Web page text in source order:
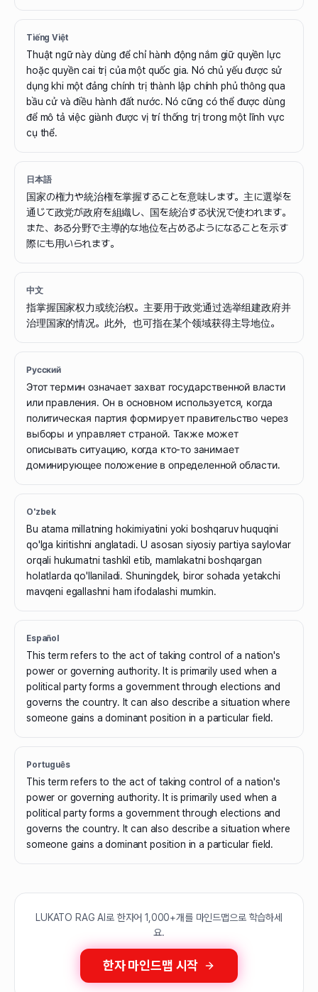
Tiếng Việt
Thuật ngữ này dùng để chỉ hành động nắm giữ quyền lực
hoặc quyền cai trị của một quốc gia. Nó chủ yếu được sử
dụng khi một đảng chính trị thành lập chính phủ thông qua
bầu cử và điều hành đất nước. Nó cũng có thể được dùng
để mô tả việc giành được vị trí thống trị trong một lĩnh vực
cụ thể.
日本語
国家の権力や統治権を掌握することを意味します。主に選挙を
通じて政党が政府を組織し、国を統治する状況で使われます。
また、ある分野で主導的な地位を占めるようになることを示す
際にも用いられます。
中文
指掌握国家权力或统治权。主要用于政党通过选举组建政府并
治理国家的情况。此外，也可指在某个领域获得主导地位。
Русский
Этот термин означает захват государственной власти
или правления. Он в основном используется, когда
политическая партия формирует правительство через
выборы и управляет страной. Также может
описывать ситуацию, когда кто-то занимает
доминирующее положение в определенной области.
O'zbek
Bu atama millatning hokimiyatini yoki boshqaruv huquqini
qo'lga kiritishni anglatadi. U asosan siyosiy partiya saylovlar
orqali hukumatni tashkil etib, mamlakatni boshqargan
holatlarda qo'llaniladi. Shuningdek, biror sohada yetakchi
mavqeni egallashni ham ifodalashi mumkin.
Español
This term refers to the act of taking control of a nation's
power or governing authority. It is primarily used when a
political party forms a government through elections and
governs the country. It can also describe a situation where
someone gains a dominant position in a particular field.
Português
This term refers to the act of taking control of a nation's
power or governing authority. It is primarily used when a
political party forms a government through elections and
governs the country. It can also describe a situation where
someone gains a dominant position in a particular field.
LUKATO RAG AI로 한자어 1,000+개를 마인드맵으로 학습하세
요.
한자 마인드맵 시작